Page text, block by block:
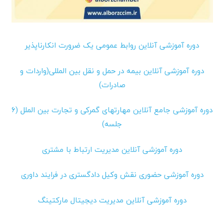
دوره آموزشی آنلاین روابط عمومی یک ضرورت انکارناپذیر
دوره آموزشی آنلاین بیمه در حمل و نقل بین المللی(واردات و
صادرات)
دوره آموزشی جامع آنلاین مهارتهای گمرکی و تجارت بین الملل (۶
جلسه)
دوره آموزشی آنلاین مدیریت ارتباط با مشتری
دوره آموزشی حضوری نقش وکیل دادگستری در فرایند داوری
دوره آموزشی آنلاین مدیریت دیجیتال مارکتینگ